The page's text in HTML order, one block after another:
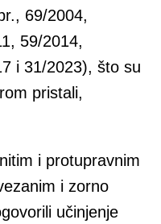
69/2004,
59/2014,
i 31/2023), što su
pristali,
i protupravnim
i zorno
učinjenje